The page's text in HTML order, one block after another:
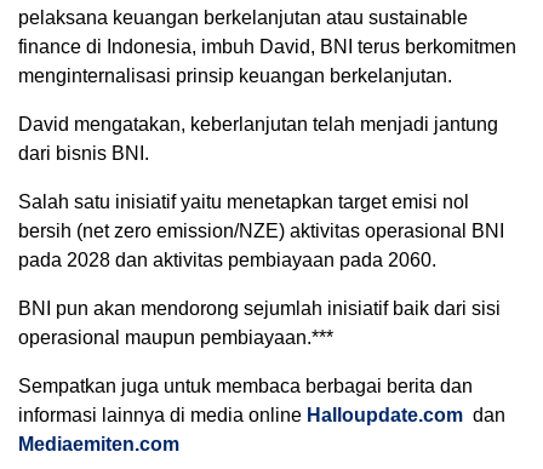
pelaksana keuangan berkelanjutan atau sustainable
finance di Indonesia, imbuh David, BNI terus berkomitmen
menginternalisasi prinsip keuangan berkelanjutan.
David mengatakan, keberlanjutan telah menjadi jantung
dari bisnis BNI.
Salah satu inisiatif yaitu menetapkan target emisi nol
bersih (net zero emission/NZE) aktivitas operasional BNI
pada 2028 dan aktivitas pembiayaan pada 2060.
BNI pun akan mendorong sejumlah inisiatif baik dari sisi
operasional maupun pembiayaan.***
Sempatkan juga untuk membaca berbagai berita dan
informasi lainnya di media online Halloupdate.com dan
Mediaemiten.com